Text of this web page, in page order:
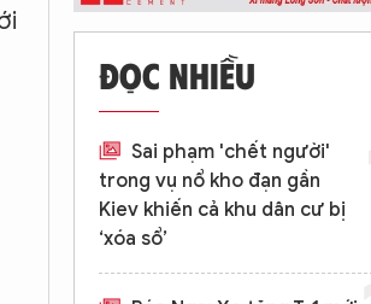
ĐỌC NHIỀU
Sai phạm 'chết người'
trong vụ nổ kho đạn gần
Kiev khiến cả khu dân cư bị
‘xóa sổ’